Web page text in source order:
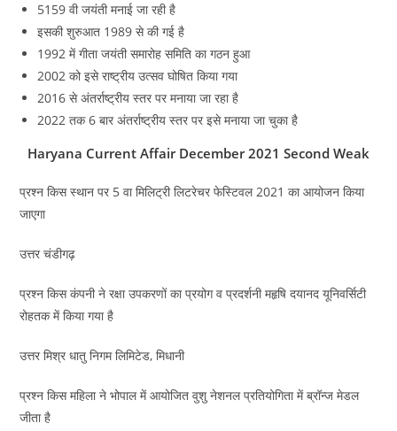
5159 वी जयंती मनाई जा रही है
इसकी शुरुआत 1989 से की गई है
1992 में गीता जयंती समारोह समिति का गठन हुआ
2002 को इसे राष्ट्रीय उत्सव घोषित किया गया
2016 से अंतर्राष्ट्रीय स्तर पर मनाया जा रहा है
2022 तक 6 बार अंतर्राष्ट्रीय स्तर पर इसे मनाया जा चुका है
Haryana Current Affair December 2021 Second Weak
प्रश्न किस स्थान पर 5 वा मिलिट्री लिटरेचर फेस्टिवल 2021 का आयोजन किया
जाएगा
उत्तर चंडीगढ़
प्रश्न किस कंपनी ने रक्षा उपकरणों का प्रयोग व प्रदर्शनी महृषि दयानद यूनिवर्सिटी
रोहतक में किया गया है
उत्तर मिश्र धातु निगम लिमिटेड, मिधानी
प्रश्न किस महिला ने भोपाल में आयोजित वुशु नेशनल प्रतियोगिता में ब्रॉन्ज मेडल
जीता है